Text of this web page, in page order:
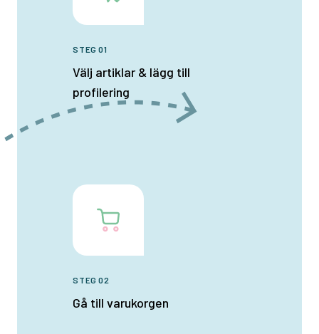
STEG 01
Välj artiklar & lägg till
profilering
STEG 02
Gå till varukorgen